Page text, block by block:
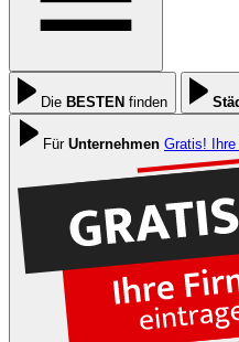
Die BESTEN finden
Für Unternehmen Gratis! Ihre